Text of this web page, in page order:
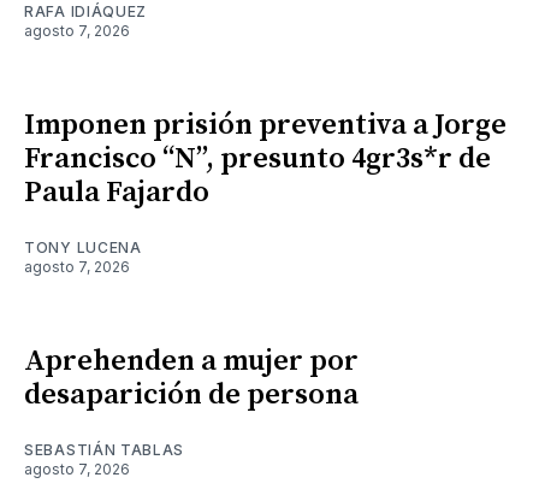
RAFA IDIÁQUEZ
agosto 7, 2026
Imponen prisión preventiva a Jorge
Francisco “N”, presunto 4gr3s*r de
Paula Fajardo
TONY LUCENA
agosto 7, 2026
Aprehenden a mujer por
desaparición de persona
SEBASTIÁN TABLAS
agosto 7, 2026